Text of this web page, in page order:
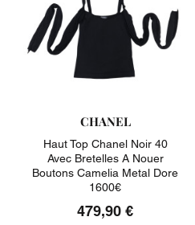
CHANEL
Haut Top Chanel Noir 40
Avec Bretelles A Nouer
Boutons Camelia Metal Dore
1600€
479,90 €